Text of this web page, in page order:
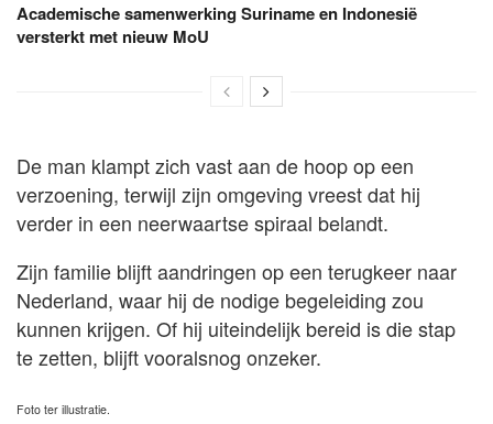
Academische samenwerking Suriname en Indonesië
versterkt met nieuw MoU
De man klampt zich vast aan de hoop op een
verzoening, terwijl zijn omgeving vreest dat hij
verder in een neerwaartse spiraal belandt.
Zijn familie blijft aandringen op een terugkeer naar
Nederland, waar hij de nodige begeleiding zou
kunnen krijgen. Of hij uiteindelijk bereid is die stap
te zetten, blijft vooralsnog onzeker.
Foto ter illustratie.